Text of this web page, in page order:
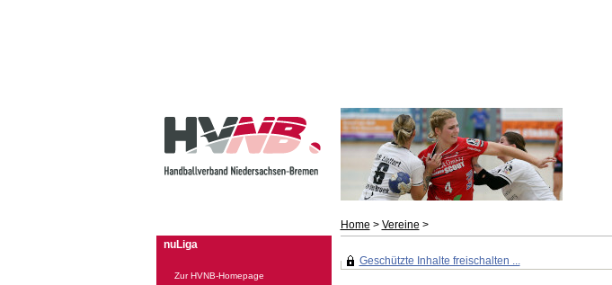
Home > Vereine >
nuLiga
Zur HVNB-Homepage
Geschützte Inhalte freischalten ...